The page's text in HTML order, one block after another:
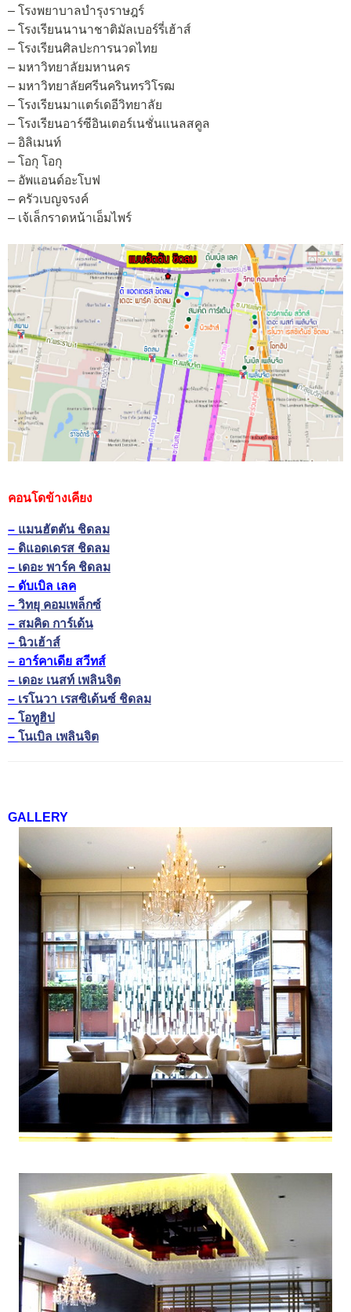
– โรงพยาบาลบำรุงราษฎร์
– โรงเรียนนานาชาติมัลเบอร์รี่เฮ้าส์
– โรงเรียนศิลปะการนวดไทย
– มหาวิทยาลัยมหานคร
– มหาวิทยาลัยศรีนครินทรวิโรฒ
– โรงเรียนมาแตร์เดอีวิทยาลัย
– โรงเรียนอาร์ซีอินเตอร์เนชั่นแนลสคูล
– อิลิเมนท์
– โอกุ โอกุ
– อัพแอนด์อะโบฟ
– ครัวเบญจรงค์
– เจ้เล็กราดหน้าเอ็มไพร์
คอนโดข้างเคียง
– แมนฮัตตัน ชิดลม
– ดิแอดเดรส ชิดลม
– เดอะ พาร์ค ชิดลม
– ดับเบิล เลค
– วิทยุ คอมเพล็กซ์
– สมคิด การ์เด้น
– นิวเฮ้าส์
– อาร์คาเดีย สวีทส์
– เดอะ เนสท์ เพลินจิต
– เรโนวา เรสซิเด้นซ์ ชิดลม
– โอทูฮิป
– โนเบิล เพลินจิต
GALLERY